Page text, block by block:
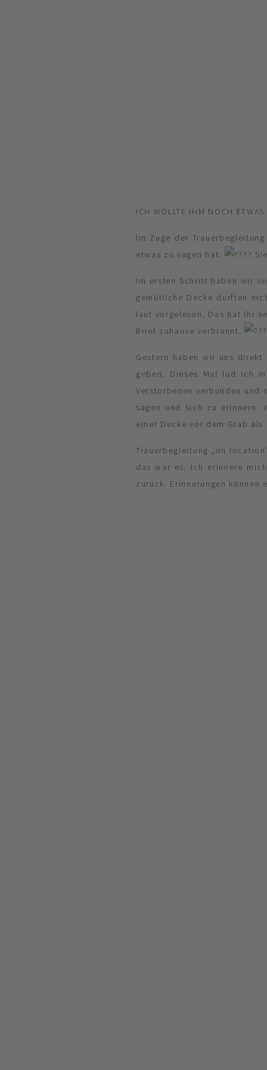
ICH WOLLTE IHM NOCH ETWAS
Im Zuge der
etwas zu sagen hat.
Im ersten Schritt haben wir
gemütliche Decke durften
laut vorgelesen. Das hat ihr
Brief zuhause verbrannt.
Gestern haben wir uns
geben. Dieses Mal lud ich
Verstorbenen verbunden
sagen und sich zu erinnern.
einer Decke vor dem Grab
Trauerbegleitung „on
das war es. Ich erinnere
zurück. Erinnerungen können